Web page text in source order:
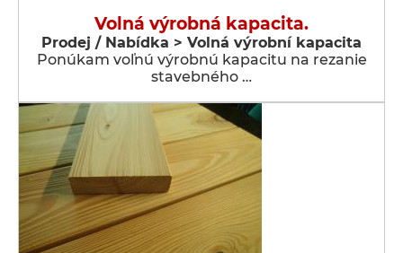
Volná výrobná kapacita.
Prodej / Nabídka > Volná výrobní kapacita
Ponúkam voľnú výrobnú kapacitu na rezanie
stavebného …